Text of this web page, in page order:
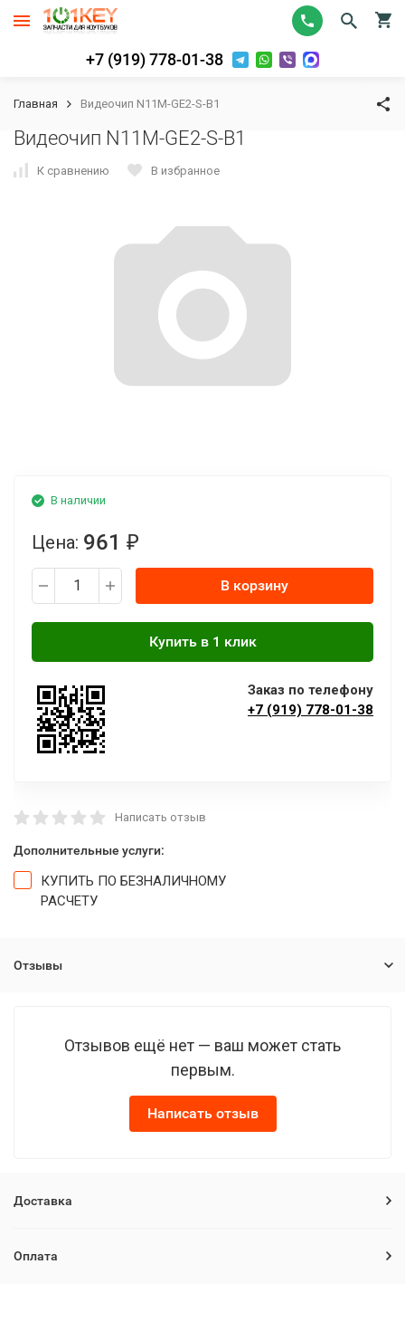
+7 (919) 778-01-38
Главная Видеочип N11M-GE2-S-B1
Видеочип N11M-GE2-S-B1
К сравнению В избранное
В наличии
Цена: 961 ₽
В корзину
Заказ по телефону
+7 (919) 778-01-38
Написать отзыв
Дополнительные услуги:
КУПИТЬ ПО БЕЗНАЛИЧНОМУ
РАСЧЕТУ
Отзывы
Отзывов ещё нет — ваш может стать
первым.
Написать отзыв
Доставка
Оплата